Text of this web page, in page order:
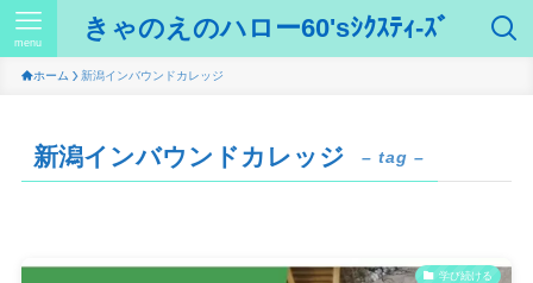
きゃのえのハロー60'sｼｸｽﾃｨ-ｽﾞ
menu
ホーム 新潟インバウンドカレッジ
新潟インバウンドカレッジ – tag –
学び続ける